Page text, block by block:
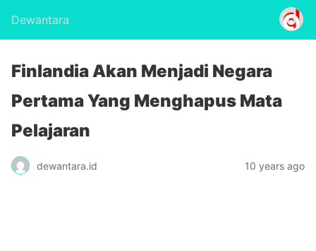
Dewantara
Finlandia Akan Menjadi Negara
Pertama Yang Menghapus Mata
Pelajaran
dewantara.id 10 years ago